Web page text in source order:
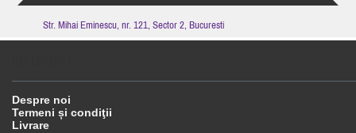
Str. Mihai Eminescu, nr. 121, Sector 2, Bucuresti
Despre noi
Termeni și condiţii
Livrare